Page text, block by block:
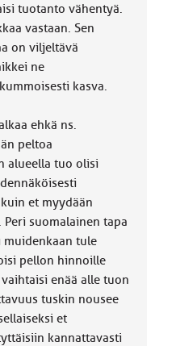
tuotanto vähentyä.
vastaan. Sen
on viljeltävä
ne
kasva.
ehkä ns.
peltoa
alueella tuo olisi
et myydään
suomalainen tapa
tule
pellon hinnoille
enää alle tuon
tuskin nousee
et
kannattavasti